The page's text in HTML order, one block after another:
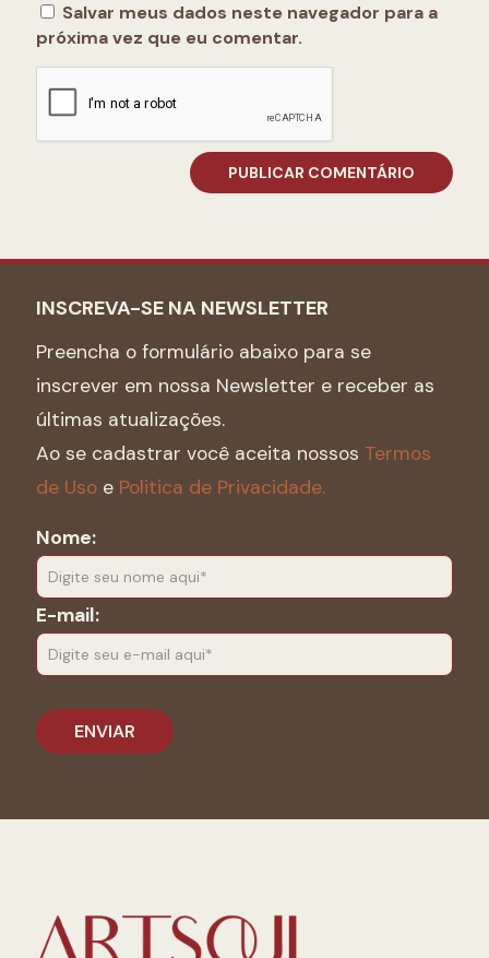
Salvar meus dados neste navegador para a
próxima vez que eu comentar.
INSCREVA-SE NA NEWSLETTER
Preencha o formulário abaixo para se
inscrever em nossa Newsletter e receber as
últimas atualizações.
Ao se cadastrar você aceita nossos Termos
de Uso e Politica de Privacidade.
Nome:
E-mail: